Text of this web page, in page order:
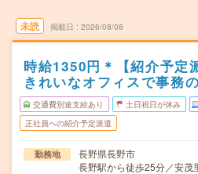
未読 掲載日 2026/08/08
時給1350円＊【紹介予定
きれいなオフィスで事務
交通費別途支給あり 土日祝日が休み
正社員への紹介予定派遣
勤務地
長野県長野市
長野駅から徒歩25分／安茂